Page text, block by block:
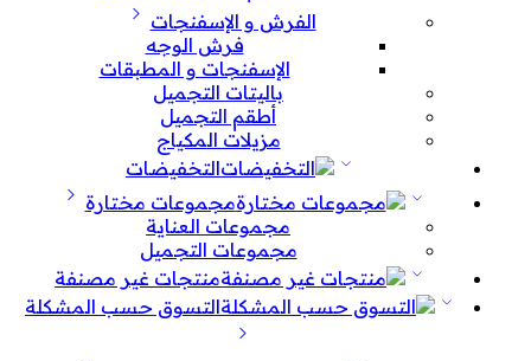
الفرش و الإسفنجات
فرش الوجه
الإسفنجات و المطبقات
باليتات التجميل
أطقم التجميل
مزيلات المكياج
التخفيضات
مجموعات مختارة
مجموعات العناية
مجموعات التجميل
منتجات غير مصنفة
التسوق حسب المشكلة